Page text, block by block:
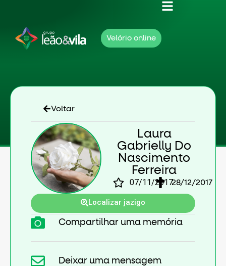
Velório online
Voltar
Laura
Gabrielly Do
Nascimento
Ferreira
07/11/201728/12/2017
Localizar jazigo
Compartilhar uma memória
Deixar uma mensagem